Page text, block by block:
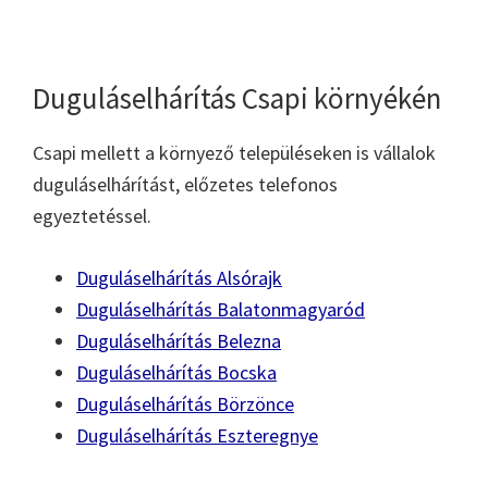
Duguláselhárítás Csapi környékén
Csapi mellett a környező településeken is vállalok
duguláselhárítást, előzetes telefonos
egyeztetéssel.
Duguláselhárítás Alsórajk
Duguláselhárítás Balatonmagyaród
Duguláselhárítás Belezna
Duguláselhárítás Bocska
Duguláselhárítás Börzönce
Duguláselhárítás Eszteregnye